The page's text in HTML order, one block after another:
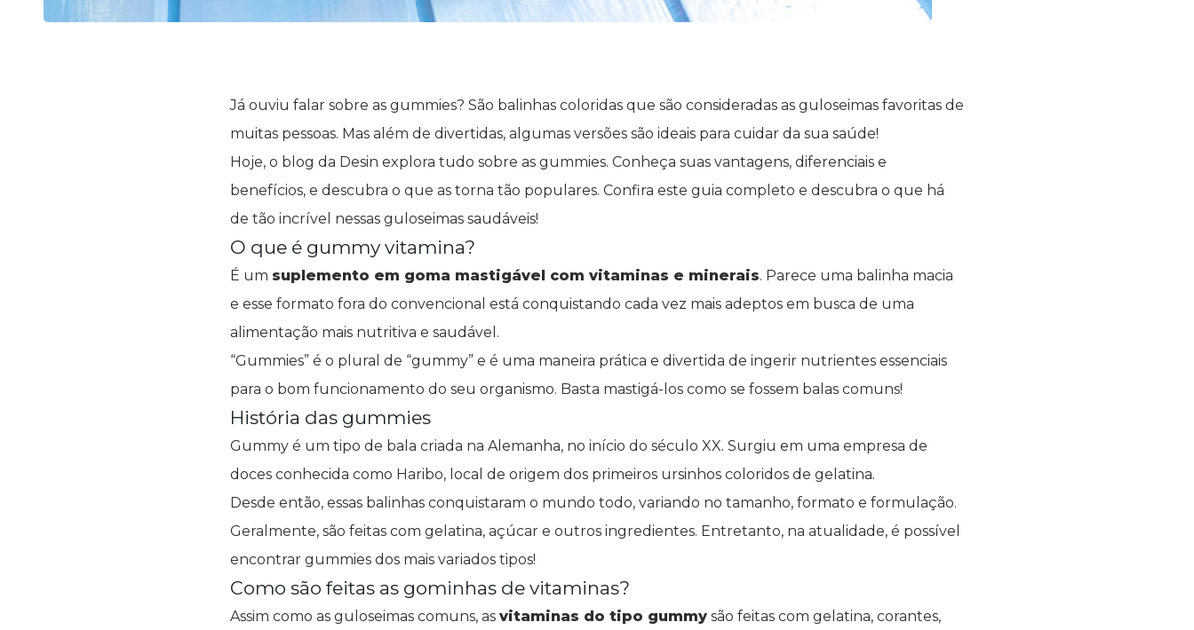
Já ouviu falar sobre as gummies? São balinhas coloridas que são consideradas as guloseimas favoritas de
muitas pessoas. Mas além de divertidas, algumas versões são ideais para cuidar da sua saúde!
Hoje, o blog da Desin explora tudo sobre as gummies. Conheça suas vantagens, diferenciais e
benefícios, e descubra o que as torna tão populares. Confira este guia completo e descubra o que há
de tão incrível nessas guloseimas saudáveis!
O que é gummy vitamina?
É um suplemento em goma mastigável com vitaminas e minerais. Parece uma balinha macia
e esse formato fora do convencional está conquistando cada vez mais adeptos em busca de uma
alimentação mais nutritiva e saudável.
“Gummies” é o plural de “gummy” e é uma maneira prática e divertida de ingerir nutrientes essenciais
para o bom funcionamento do seu organismo. Basta mastigá-los como se fossem balas comuns!
História das gummies
Gummy é um tipo de bala criada na Alemanha, no início do século XX. Surgiu em uma empresa de
doces conhecida como Haribo, local de origem dos primeiros ursinhos coloridos de gelatina.
Desde então, essas balinhas conquistaram o mundo todo, variando no tamanho, formato e formulação.
Geralmente, são feitas com gelatina, açúcar e outros ingredientes. Entretanto, na atualidade, é possível
encontrar gummies dos mais variados tipos!
Como são feitas as gominhas de vitaminas?
Assim como as guloseimas comuns, as vitaminas do tipo gummysão feitas com gelatina, corantes,